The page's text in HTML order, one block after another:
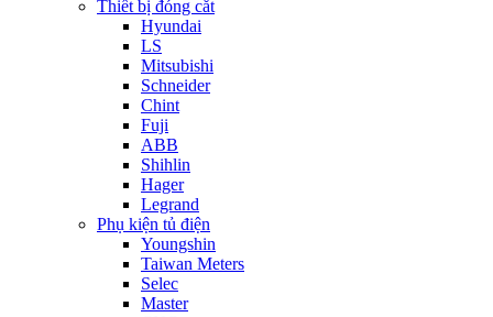
Thiết bị đóng cắt
Hyundai
LS
Mitsubishi
Schneider
Chint
Fuji
ABB
Shihlin
Hager
Legrand
Phụ kiện tủ điện
Youngshin
Taiwan Meters
Selec
Master